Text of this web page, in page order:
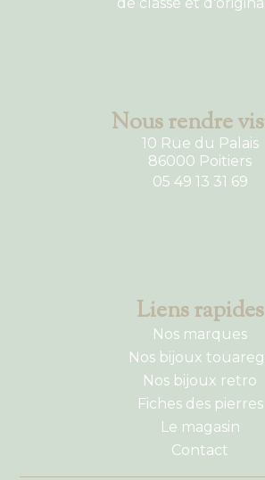
de classe et
Nous rendre
10 Rue du Palais
86000 Poitiers
05 49 13 31 69
Liens rapides
Nos marques
Nos bijoux
Nos bijoux retro
Fiches des pierres
Le magasin
Contact